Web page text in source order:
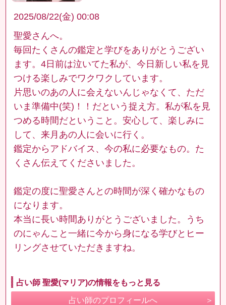
2025/08/22(金) 00:08
聖愛さんへ。
毎回たくさんの鑑定と学びをありがとうござい
ます。4日前は泣いてた私が、今日新しい私を見
つける楽しみでワクワクしています。
片思いのあの人に会えないんじゃなくて、ただ
いま準備中(笑)！！だという捉え方。私が私を見
つめる時間だということ。安心して、楽しみに
して、来月あの人に会いに行く。
鑑定からアドバイス、今の私に必要なもの。た
くさん伝えてくださいました。
鑑定の度に聖愛さんとの時間が深く確かなもの
になります。
本当に長い時間ありがとうございました。うち
のにゃんこと一緒に今から身になる学びとヒー
リングさせていただきますね。
占い師 聖愛(マリア)の情報をもっと見る
占い師のプロフィールへ